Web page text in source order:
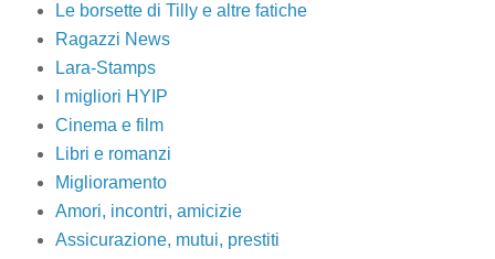
Le borsette di Tilly e altre fatiche
Ragazzi News
Lara-Stamps
I migliori HYIP
Cinema e film
Libri e romanzi
Miglioramento
Amori, incontri, amicizie
Assicurazione, mutui, prestiti